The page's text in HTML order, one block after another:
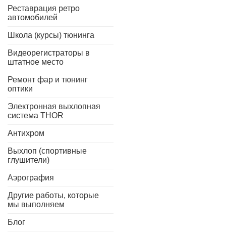
Реставрация ретро
автомобилей
Школа (курсы) тюнинга
Видеорегистраторы в
штатное место
Ремонт фар и тюнинг
оптики
Электронная выхлопная
система THOR
Антихром
Выхлоп (спортивные
глушители)
Аэрография
Другие работы, которые
мы выполняем
Блог